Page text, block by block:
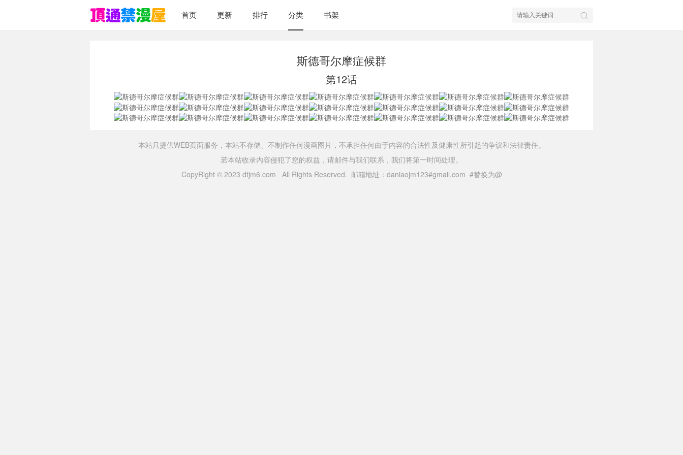
首页 更新 排行 分类 书架
斯德哥尔摩症候群
第12话
本站只提供WEB页面服务，本站不存储、不制作任何漫画图片，不承担任何由于内容的合法性及健康性所引起的争议和法律责任。
若本站收录内容侵犯了您的权益，请邮件与我们联系，我们将第一时间处理。
CopyRight © 2023 dtjm6.com All Rights Reserved. 邮箱地址：daniaojm123#gmail.com #替换为@